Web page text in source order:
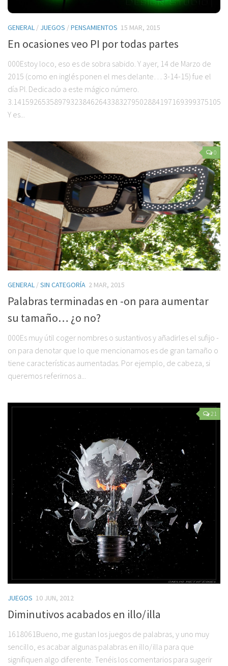
GENERAL / JUEGOS /PENSAMIENTOS 15 MAR, 2015
En ocasiones veo PI por todas partes
000Estoy loco, eso es de sobra sabido. Y ayer, 14 de Marzo de
2015 (como en inglés ponen el mes delante… 3-14-15) fue el
día PI. Dedicado a este mágico número.
Y es...
0
GENERAL /SIN CATEGORÍA 2 MAR, 2015
Palabras terminadas en -on para aumentar
su tamaño… ¿o no?
000Es muy útil coger nombres o sustantivos y añadirles el sufijo -
on para denotar que lo que mencionamos es de gran tamaño o
tiene características aumentadas. Por ejemplo, de cabeza, si
queremos referirnos a...
21
JUEGOS 10 JUN, 2012
Diminutivos acabados en illo/illa
1618061Bueno, me gustan los juegos de palabras, y uno muy
sencillo, es acabar algunas palabras en illo/illa para que
signifiquen algo diferente. Tenéis los comentarios para sugerir